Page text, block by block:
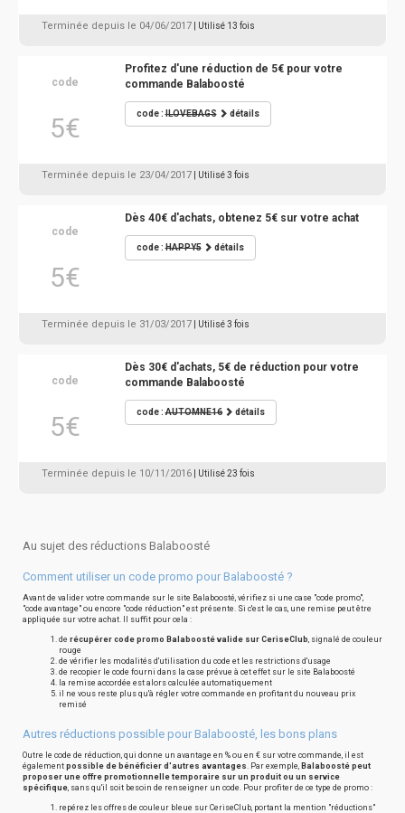
Terminée depuis le 04/06/2017 | Utilisé 13 fois
code
5€
Profitez d'une réduction de 5€ pour votre
commande Balaboosté
code :ILOVEBAGS détails
Terminée depuis le 23/04/2017 | Utilisé 3 fois
code
5€
Dès 40€ d'achats, obtenez 5€ sur votre achat
code :HAPPY5 détails
Terminée depuis le 31/03/2017 | Utilisé 3 fois
code
5€
Dès 30€ d'achats, 5€ de réduction pour votre
commande Balaboosté
code :AUTOMNE16 détails
Terminée depuis le 10/11/2016 | Utilisé 23 fois
Au sujet des réductions Balaboosté
Comment utiliser un code promo pour Balaboosté ?
Avant de valider votre commande sur le site Balaboosté, vérifiez si une case "code promo",
"code avantage" ou encore "code réduction" est présente. Si c'est le cas, une remise peut être
appliquée sur votre achat. Il suffit pour cela :
de récupérer code promo Balaboosté valide sur CeriseClub, signalé de couleur
rouge
de vérifier les modalités d'utilisation du code et les restrictions d'usage
de recopier le code fourni dans la case prévue à cet effet sur le site Balaboosté
la remise accordée est alors calculée automatiquement
il ne vous reste plus qu'à régler votre commande en profitant du nouveau prix
remisé
Autres réductions possible pour Balaboosté, les bons plans
Outre le code de réduction, qui donne un avantage en % ou en € sur votre commande, il est
également possible de bénéficier d'autres avantages. Par exemple, Balaboosté peut
proposer une offre promotionnelle temporaire sur un produit ou un service
spécifique, sans qu'il soit besoin de renseigner un code. Pour profiter de ce type de promo :
repérez les offres de couleur bleue sur CeriseClub, portant la mention "réductions"